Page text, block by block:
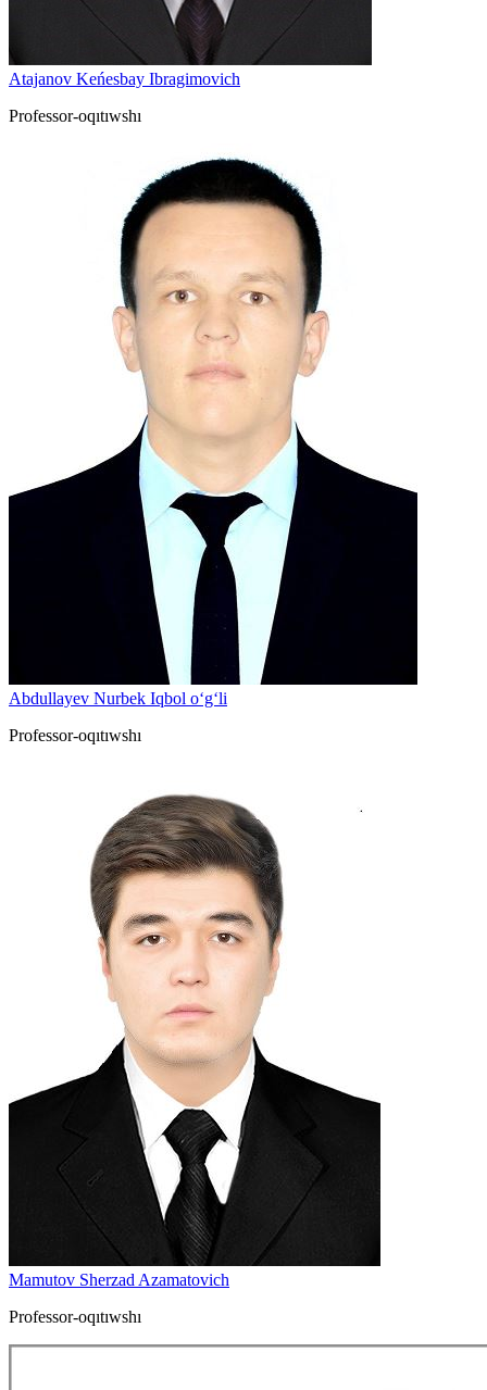
Atajanov Keńesbay Ibragimovich
Professor-oqıtıwshı
Abdullayev Nurbek Iqbol o‘g‘li
Professor-oqıtıwshı
Mamutov Sherzad Azamatovich
Professor-oqıtıwshı